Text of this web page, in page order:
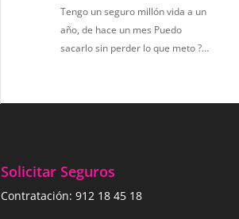
Tengo un seguro millón vida a un
año, de hace un mes Puedo
sacarlo sin perder lo que meto ?…
Solicitar Seguros
Contratación: 912 18 45 18